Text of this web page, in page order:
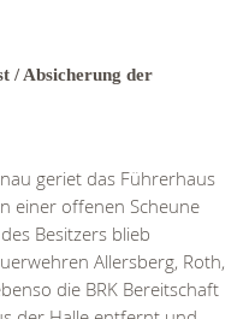
/ Absicherung der
geriet das Führerhaus
einer offenen Scheune
Besitzers blieb
Allersberg, Roth,
die BRK Bereitschaft